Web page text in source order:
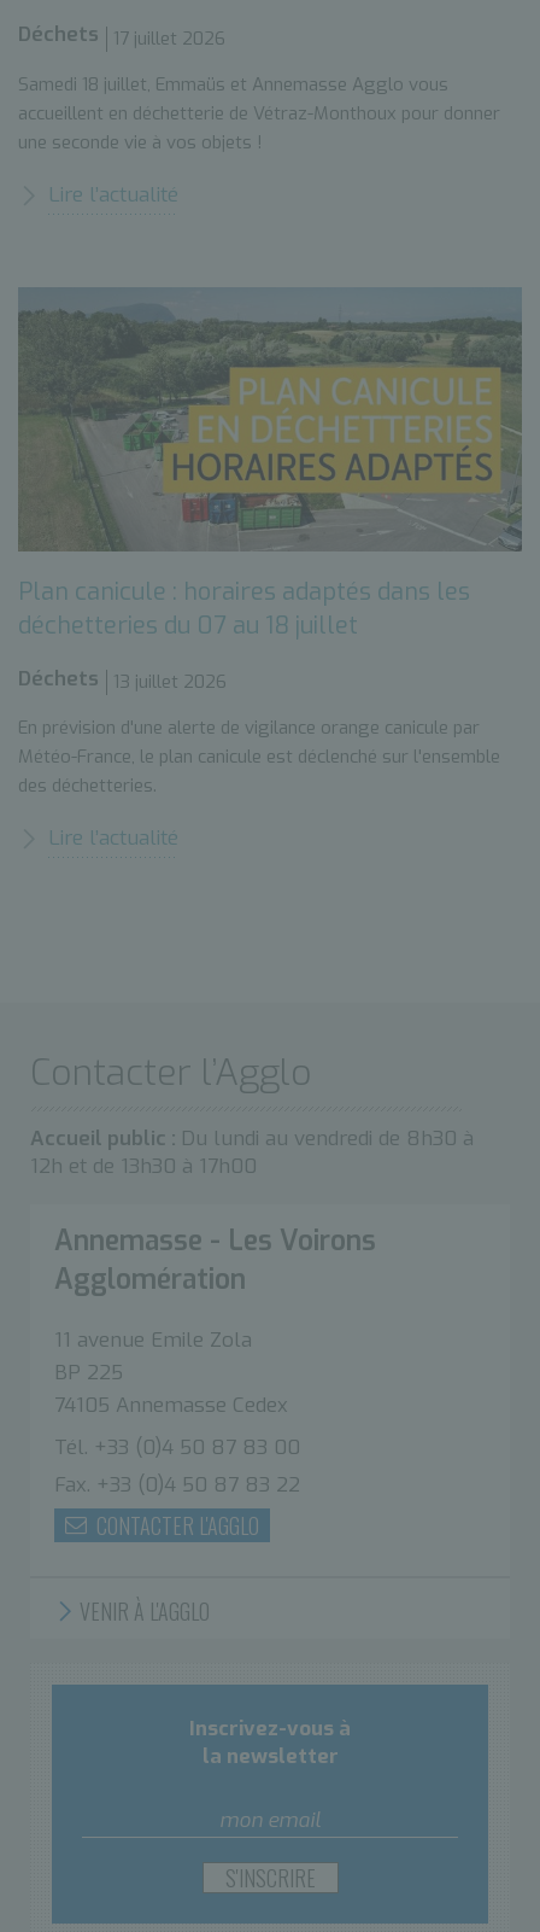
Déchets
17 juillet 2026
Samedi 18 juillet, Emmaüs et Annemasse Agglo vous
accueillent en déchetterie de Vétraz-Monthoux pour donner
une seconde vie à vos objets !
Lire l’actualité
Plan canicule : horaires adaptés dans les
déchetteries du 07 au 18 juillet
Déchets
13 juillet 2026
En prévision d'une alerte de vigilance orange canicule par
Météo-France, le plan canicule est déclenché sur l'ensemble
des déchetteries.
Lire l’actualité
Contacter l’Agglo
Accueil public : Du lundi au vendredi de 8h30 à
12h et de 13h30 à 17h00
Annemasse - Les Voirons
Agglomération
11 avenue Emile Zola
BP 225
74105 Annemasse Cedex
Tél. +33 (0)4 50 87 83 00
Fax. +33 (0)4 50 87 83 22
CONTACTER L'AGGLO
VENIR À L'AGGLO
Inscrivez-vous à
la newsletter